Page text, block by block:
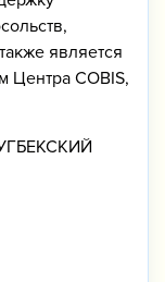
является
Центра COBIS,